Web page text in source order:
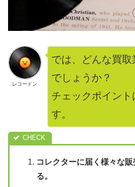
レコードン
では、どんな買
でしょうか？
チェックポイント
す。
コレクターに届く様々な
る。